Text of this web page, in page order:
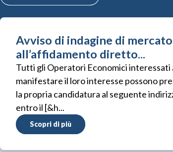
Avviso di indagine di
all’affidamento diretto...
Tutti gli Operatori Economici interessati
manifestare il loro interesse possono
la propria candidatura al seguente
entro il [&h...
Scopri di più